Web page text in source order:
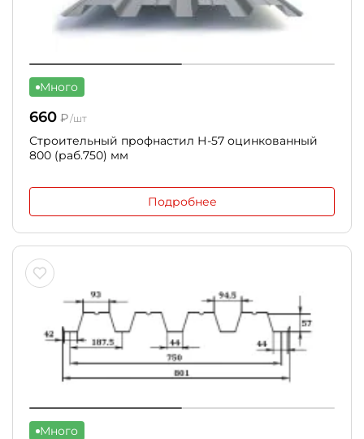
Много
660 ₽/шт
Строительный профнастил Н-57 оцинкованный
800 (раб.750) мм
Подробнее
Много